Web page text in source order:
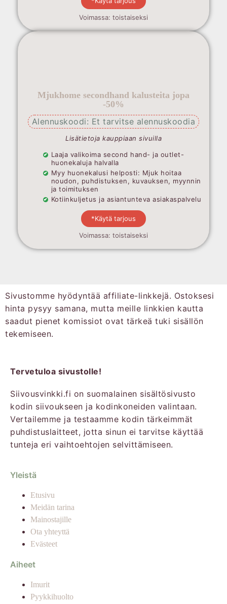
Voimassa: toistaiseksi
Mjukhome secondhand kalusteita jopa
-50%
Alennuskoodi: Et tarvitse alennuskoodia
Lisätietoja kauppiaan sivuilla
Laaja valikoima second hand- ja outlet-
huonekaluja halvalla
Myy huonekalusi helposti: Mjuk hoitaa
noudon, puhdistuksen, kuvauksen, myynnin
ja toimituksen
Kotiinkuljetus ja asiantunteva asiakaspalvelu
*Käytä tarjous
Voimassa: toistaiseksi
Sivustomme hyödyntää affiliate-linkkejä. Ostoksesi
hinta pysyy samana, mutta meille linkkien kautta
saadut pienet komissiot ovat tärkeä tuki sisällön
tekemiseen.
Tervetuloa sivustolle!
Siivousvinkki.fi on suomalainen sisältösivusto
kodin siivoukseen ja kodinkoneiden valintaan.
Vertailemme ja testaamme kodin tärkeimmät
puhdistuslaitteet, jotta sinun ei tarvitse käyttää
tunteja eri vaihtoehtojen selvittämiseen.
Yleistä
Etusivu
Meidän tarina
Mainostajille
Ota yhteyttä
Evästeet
Aiheet
Imurit
Pyykkihuolto